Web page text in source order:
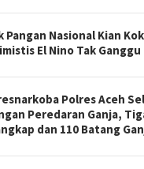
Pangan Nasional Kian
El Nino Tak Ganggu
Polres Aceh
Peredaran Ganja,
dan 110 Batang